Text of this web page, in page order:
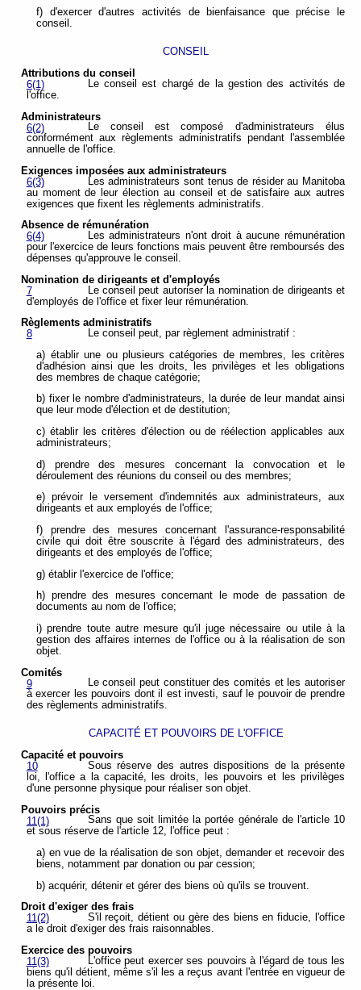
f) d'exercer d'autres activités de bienfaisance que précise le
conseil.
CONSEIL
Attributions du conseil
6(1)
Le conseil est chargé de la gestion des activités de
l'office.
Administrateurs
6(2)
Le conseil est composé d'administrateurs élus
conformément aux règlements administratifs pendant l'assemblée
annuelle de l'office.
Exigences imposées aux administrateurs
6(3)
Les administrateurs sont tenus de résider au Manitoba
au moment de leur élection au conseil et de satisfaire aux autres
exigences que fixent les règlements administratifs.
Absence de rémunération
6(4)
Les administrateurs n'ont droit à aucune rémunération
pour l'exercice de leurs fonctions mais peuvent être remboursés des
dépenses qu'approuve le conseil.
Nomination de dirigeants et d'employés
7
Le conseil peut autoriser la nomination de dirigeants et
d'employés de l'office et fixer leur rémunération.
Règlements administratifs
8
Le conseil peut, par règlement administratif :
a) établir une ou plusieurs catégories de membres, les critères
d'adhésion ainsi que les droits, les privilèges et les obligations
des membres de chaque catégorie;
b) fixer le nombre d'administrateurs, la durée de leur mandat ainsi
que leur mode d'élection et de destitution;
c) établir les critères d'élection ou de réélection applicables aux
administrateurs;
d) prendre des mesures concernant la convocation et le
déroulement des réunions du conseil ou des membres;
e) prévoir le versement d'indemnités aux administrateurs, aux
dirigeants et aux employés de l'office;
f) prendre des mesures concernant l'assurance-responsabilité
civile qui doit être souscrite à l'égard des administrateurs, des
dirigeants et des employés de l'office;
g) établir l'exercice de l'office;
h) prendre des mesures concernant le mode de passation de
documents au nom de l'office;
i) prendre toute autre mesure qu'il juge nécessaire ou utile à la
gestion des affaires internes de l'office ou à la réalisation de son
objet.
Comités
9
Le conseil peut constituer des comités et les autoriser
à exercer les pouvoirs dont il est investi, sauf le pouvoir de prendre
des règlements administratifs.
CAPACITÉ ET POUVOIRS DE L'OFFICE
Capacité et pouvoirs
10
Sous réserve des autres dispositions de la présente
loi, l'office a la capacité, les droits, les pouvoirs et les privilèges
d'une personne physique pour réaliser son objet.
Pouvoirs précis
11(1)
Sans que soit limitée la portée générale de l'article 10
et sous réserve de l'article 12, l'office peut :
a) en vue de la réalisation de son objet, demander et recevoir des
biens, notamment par donation ou par cession;
b) acquérir, détenir et gérer des biens où qu'ils se trouvent.
Droit d'exiger des frais
11(2)
S'il reçoit, détient ou gère des biens en fiducie, l'office
a le droit d'exiger des frais raisonnables.
Exercice des pouvoirs
11(3)
L'office peut exercer ses pouvoirs à l'égard de tous les
biens qu'il détient, même s'il les a reçus avant l'entrée en vigueur de
la présente loi.